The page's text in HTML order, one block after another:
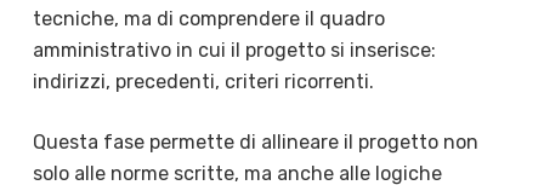
tecniche, ma di comprendere il quadro
amministrativo in cui il progetto si inserisce:
indirizzi, precedenti, criteri ricorrenti.
Questa fase permette di allineare il progetto non
solo alle norme scritte, ma anche alle logiche